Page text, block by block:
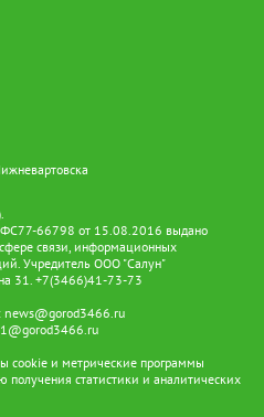
ФС77-66798 от 15.08.2016 выдано
связи, информационных
Учредитель ООО "Салун"
31. +7(3466)41-73-73
news@gorod3466.ru
1@gorod3466.ru
cookie и метрические программы
статистики и аналитических